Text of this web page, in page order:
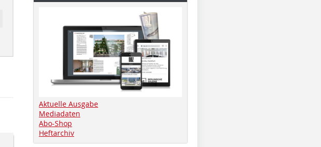
Aktuelle Ausgabe
Mediadaten
Abo-Shop
Heftarchiv